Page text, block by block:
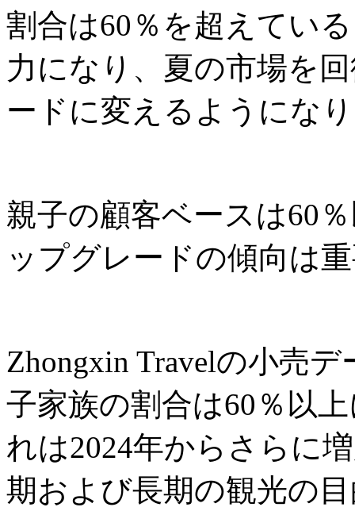
割合は60％を超えてい
力になり、夏の市場を
ードに変えるようにな
親子の顧客ベースは60
ップグレードの傾向は
Zhongxin Travelの小売
子家族の割合は60％以
れは2024年からさらに
期および長期の観光の